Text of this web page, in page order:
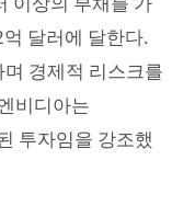
달러에 달한다.
경제적 리스크를
비디아는
투자임을 강조했